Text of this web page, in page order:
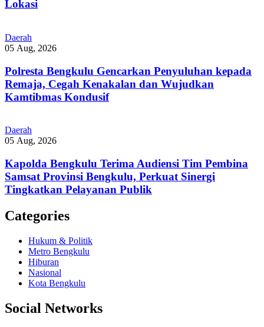
Lokasi
Daerah
05 Aug, 2026
Polresta Bengkulu Gencarkan Penyuluhan kepada
Remaja, Cegah Kenakalan dan Wujudkan
Kamtibmas Kondusif
Daerah
05 Aug, 2026
Kapolda Bengkulu Terima Audiensi Tim Pembina
Samsat Provinsi Bengkulu, Perkuat Sinergi
Tingkatkan Pelayanan Publik
Categories
Hukum & Politik
Metro Bengkulu
Hiburan
Nasional
Kota Bengkulu
Social Networks